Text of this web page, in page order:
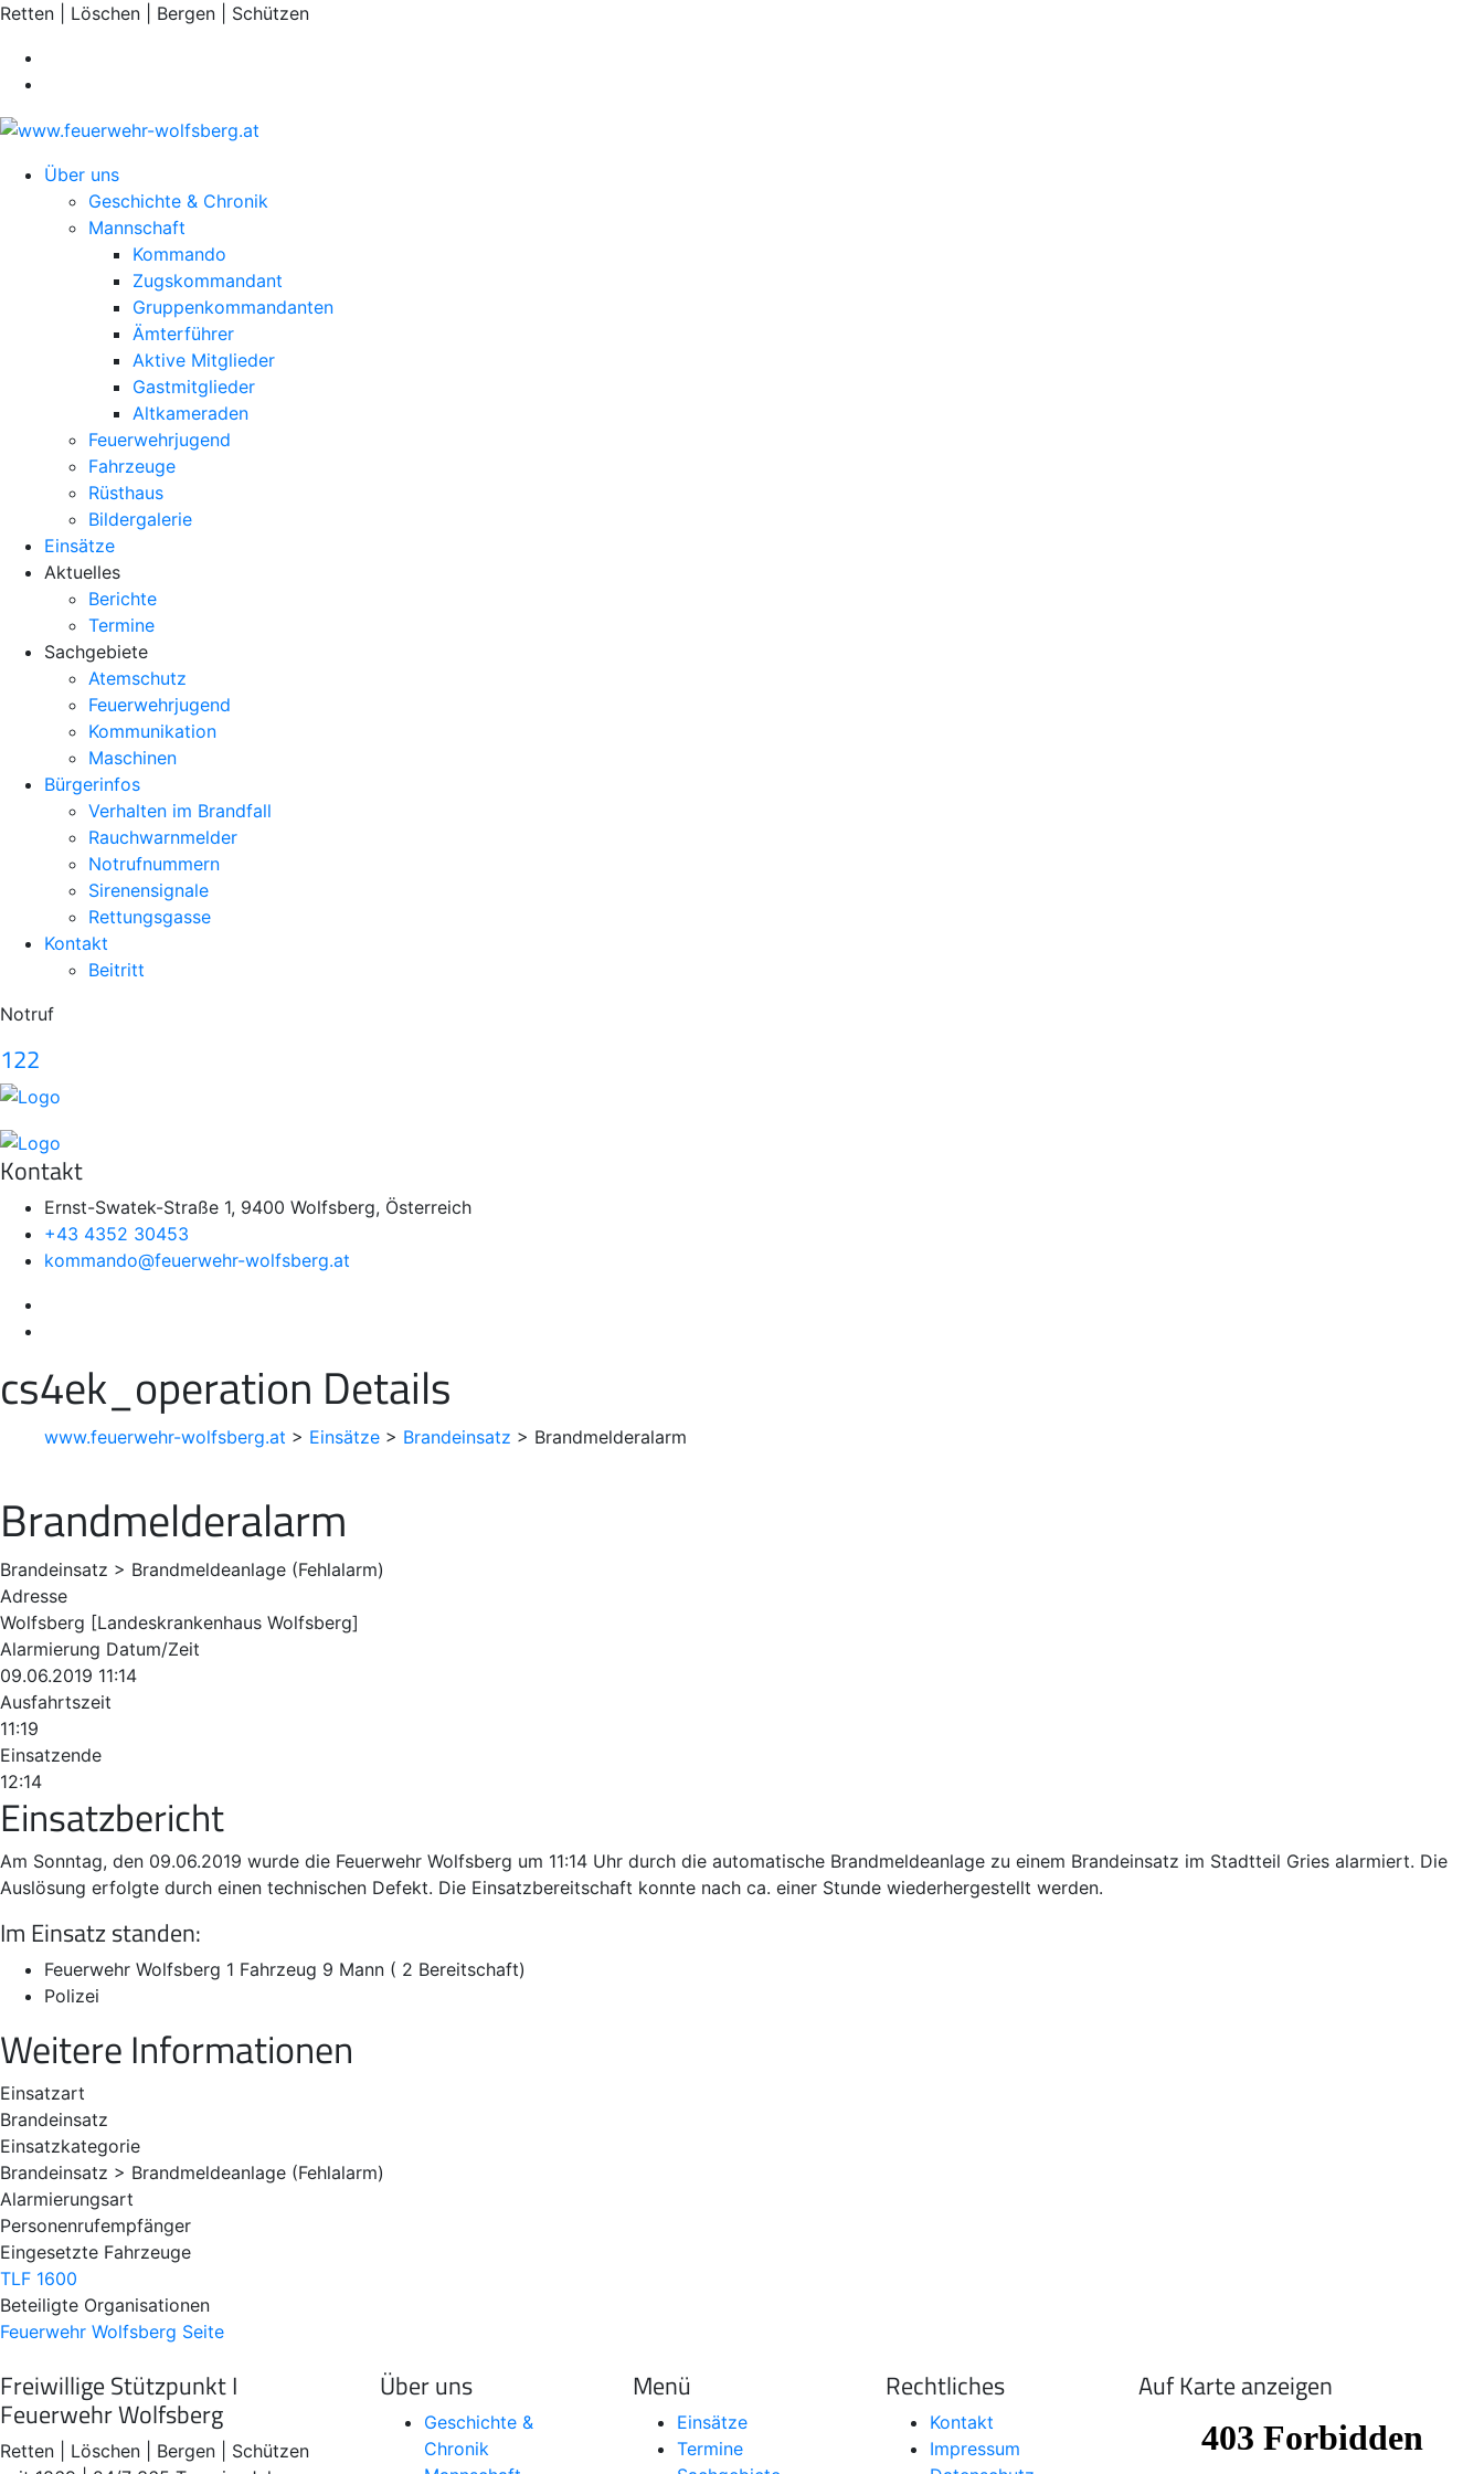
Retten | Löschen | Bergen | Schützen
Über uns
Geschichte & Chronik
Mannschaft
Kommando
Zugskommandant
Gruppenkommandanten
Ämterführer
Aktive Mitglieder
Gastmitglieder
Altkameraden
Feuerwehrjugend
Fahrzeuge
Rüsthaus
Bildergalerie
Einsätze
Aktuelles
Berichte
Termine
Sachgebiete
Atemschutz
Feuerwehrjugend
Kommunikation
Maschinen
Bürgerinfos
Verhalten im Brandfall
Rauchwarnmelder
Notrufnummern
Sirenensignale
Rettungsgasse
Kontakt
Beitritt
Notruf
122
Kontakt
Ernst-Swatek-Straße 1, 9400 Wolfsberg, Österreich
+43 4352 30453
kommando@feuerwehr-wolfsberg.at
cs4ek_operation Details
www.feuerwehr-wolfsberg.at > Einsätze > Brandeinsatz > Brandmelderalarm
Brandmelderalarm
Brandeinsatz > Brandmeldeanlage (Fehlalarm)
Adresse
Wolfsberg [Landeskrankenhaus Wolfsberg]
Alarmierung Datum/Zeit
09.06.2019 11:14
Ausfahrtszeit
11:19
Einsatzende
12:14
Einsatzbericht
Am Sonntag, den 09.06.2019 wurde die Feuerwehr Wolfsberg um 11:14 Uhr durch die automatische Brandmeldeanlage zu einem Brandeinsatz im Stadtteil Gries alarmiert. Die
Auslösung erfolgte durch einen technischen Defekt. Die Einsatzbereitschaft konnte nach ca. einer Stunde wiederhergestellt werden.
Im Einsatz standen:
Feuerwehr Wolfsberg 1 Fahrzeug 9 Mann ( 2 Bereitschaft)
Polizei
Weitere Informationen
Einsatzart
Brandeinsatz
Einsatzkategorie
Brandeinsatz > Brandmeldeanlage (Fehlalarm)
Alarmierungsart
Personenrufempfänger
Eingesetzte Fahrzeuge
TLF 1600
Beteiligte Organisationen
Feuerwehr Wolfsberg Seite
Freiwillige Stützpunkt I
Feuerwehr Wolfsberg
Retten | Löschen | Bergen | Schützen
Über uns
Geschichte &
Chronik
Menü
Einsätze
Termine
Rechtliches
Kontakt
Impressum
Auf Karte anzeigen